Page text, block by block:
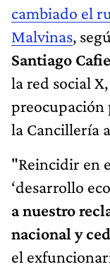
cambiado el
Malvinas,
Santiago
la red social
preocupación
la Cancillería
"Reincidir en
‘desarrollo
a nuestro
nacional y
el